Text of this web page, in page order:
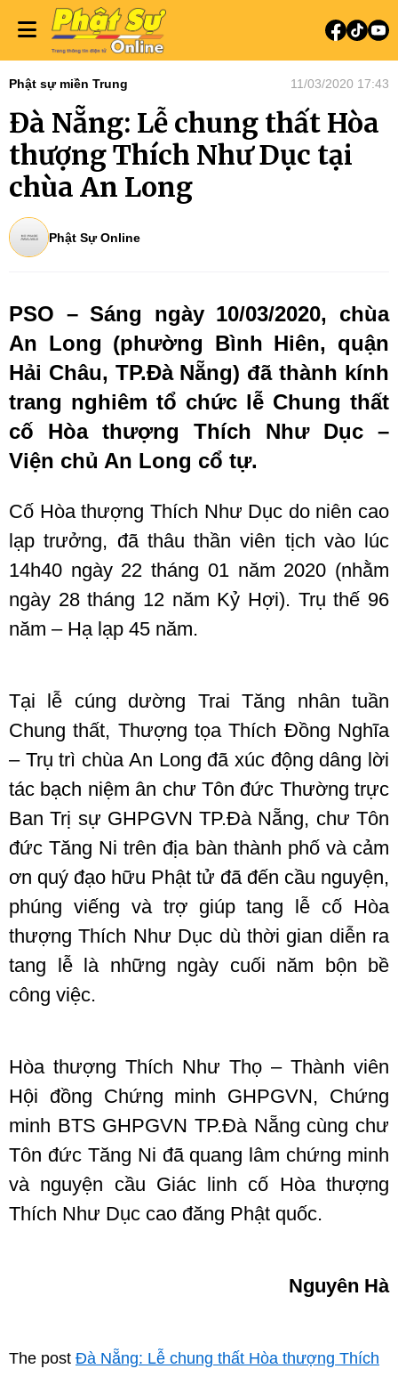
Phật sự miền Trung 11/03/2020 17:43
Đà Nẵng: Lễ chung thất Hòa
thượng Thích Như Dục tại
chùa An Long
Phật Sự Online
PSO – Sáng ngày 10/03/2020, chùa
An Long (phường Bình Hiên, quận
Hải Châu, TP.Đà Nẵng) đã thành kính
trang nghiêm tổ chức lễ Chung thất
cố Hòa thượng Thích Như Dục –
Viện chủ An Long cổ tự.
Cố Hòa thượng Thích Như Dục do niên cao
lạp trưởng, đã thâu thần viên tịch vào lúc
14h40 ngày 22 tháng 01 năm 2020 (nhằm
ngày 28 tháng 12 năm Kỷ Hợi). Trụ thế 96
năm – Hạ lạp 45 năm.
Tại lễ cúng dường Trai Tăng nhân tuần
Chung thất, Thượng tọa Thích Đồng Nghĩa
– Trụ trì chùa An Long đã xúc động dâng lời
tác bạch niệm ân chư Tôn đức Thường trực
Ban Trị sự GHPGVN TP.Đà Nẵng, chư Tôn
đức Tăng Ni trên địa bàn thành phố và cảm
ơn quý đạo hữu Phật tử đã đến cầu nguyện,
phúng viếng và trợ giúp tang lễ cố Hòa
thượng Thích Như Dục dù thời gian diễn ra
tang lễ là những ngày cuối năm bộn bề
công việc.
Hòa thượng Thích Như Thọ – Thành viên
Hội đồng Chứng minh GHPGVN, Chứng
minh BTS GHPGVN TP.Đà Nẵng cùng chư
Tôn đức Tăng Ni đã quang lâm chứng minh
và nguyện cầu Giác linh cố Hòa thượng
Thích Như Dục cao đăng Phật quốc.
Nguyên Hà
The post Đà Nẵng: Lễ chung thất Hòa thượng Thích